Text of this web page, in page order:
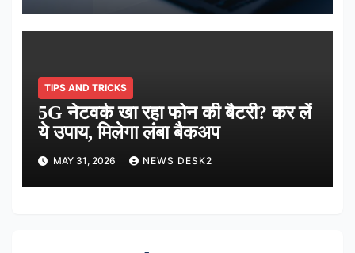
TIPS AND TRICKS
5G नेटवर्क खा रहा फोन की बैटरी? कर लें
ये उपाय, मिलेगा लंबा बैकअप
MAY 31, 2026 NEWS DESK2